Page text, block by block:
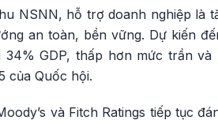
NSNN, hỗ trợ doanh nghiệp là
an toàn, bền vững. Dự kiến
GDP, thấp hơn mức trần
của Quốc hội.
và Fitch Ratings tiếp tục